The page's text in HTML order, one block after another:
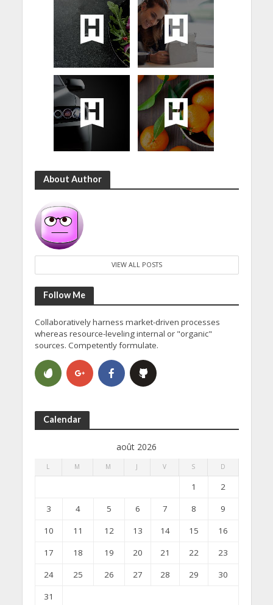
About Author
VIEW ALL POSTS
Follow Me
Collaboratively harness market-driven processes
whereas resource-leveling internal or "organic"
sources. Competently formulate.
Calendar
août 2026
L M M J V S D
1
2
3
4 5 6 7 8
9
10
11 12 13 14 15
16
17
18 19 20 21 22
23
24
25 26 27 28 29
30
31